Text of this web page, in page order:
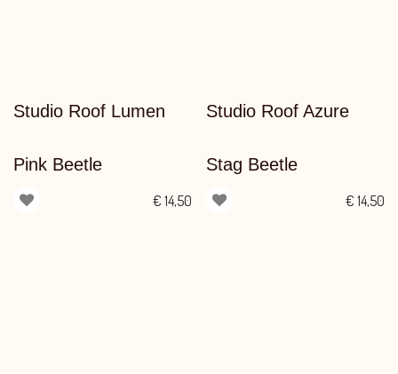
Studio Roof Lumen
Pink Beetle
€ 14,50
Studio Roof Azure
Stag Beetle
€ 14,50